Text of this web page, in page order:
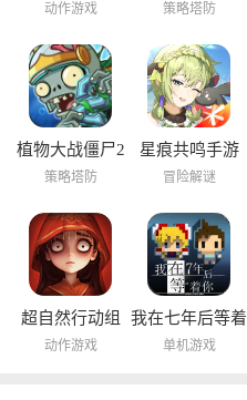
动作游戏 策略塔防
植物大战僵尸2
海底世界
策略塔防
星痕共鸣手游
冒险解谜
超自然行动组
动作游戏
我在七年后等着
你
单机游戏